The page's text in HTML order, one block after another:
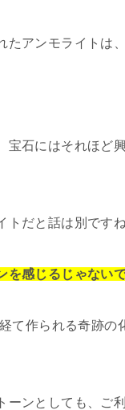
たアンモライトは
宝石にはそれほど
トだと話は別ですね
を感じるじゃないで
て作られる奇跡の
ーンとしても、ご